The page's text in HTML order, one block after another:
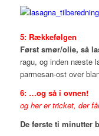
5: Rækkefølgen
Først smør/olie, så
ragu, og inden næste
parmesan-ost over
6: …og så i ovnen!
og her er tricket, der
De første ti minutter